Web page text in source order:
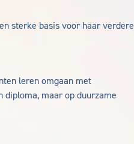
sterke basis voor haar verdere
leren omgaan met
maar op duurzame